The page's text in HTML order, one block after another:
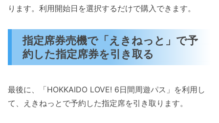
ります。利用開始日を選択するだけで購入できます。
指定席券売機で「えきねっと」で予
約した指定席券を引き取る
最後に、「HOKKAIDO LOVE! 6日間周遊パス」を利用し
て、えきねっとで予約した指定席を引き取ります。